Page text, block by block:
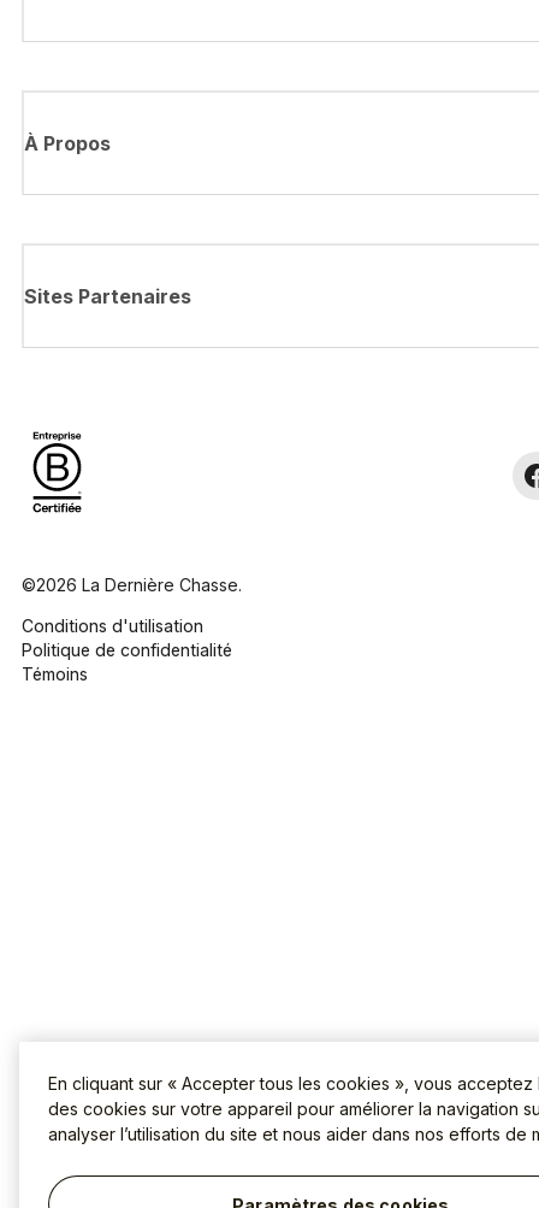
À Propos
Sites Partenaires
©2026 La Dernière Chasse.
Conditions d'utilisation
Politique de confidentialité
Témoins
En cliquant sur « Accepter tous les cookies », vous
des cookies sur votre appareil pour améliorer la navigation
analyser l’utilisation du site et nous aider dans nos efforts de